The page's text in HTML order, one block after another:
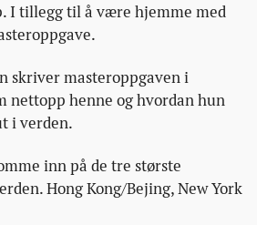
I tillegg til å være hjemme med
skriver masteroppgaven i
nettopp henne og hvordan hun
i verden.
inn på de tre største
Hong Kong/Bejing, New York